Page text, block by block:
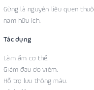
Gừng là nguyên liệu quen
nam hữu ích.
Tác dụng
Làm ấm cơ thể.
Giảm đau do viêm.
Hỗ trợ lưu thông máu.